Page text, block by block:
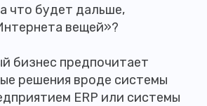
что будет дальше,
вещей»?
бизнес предпочитает
решения вроде системы
ERP или системы